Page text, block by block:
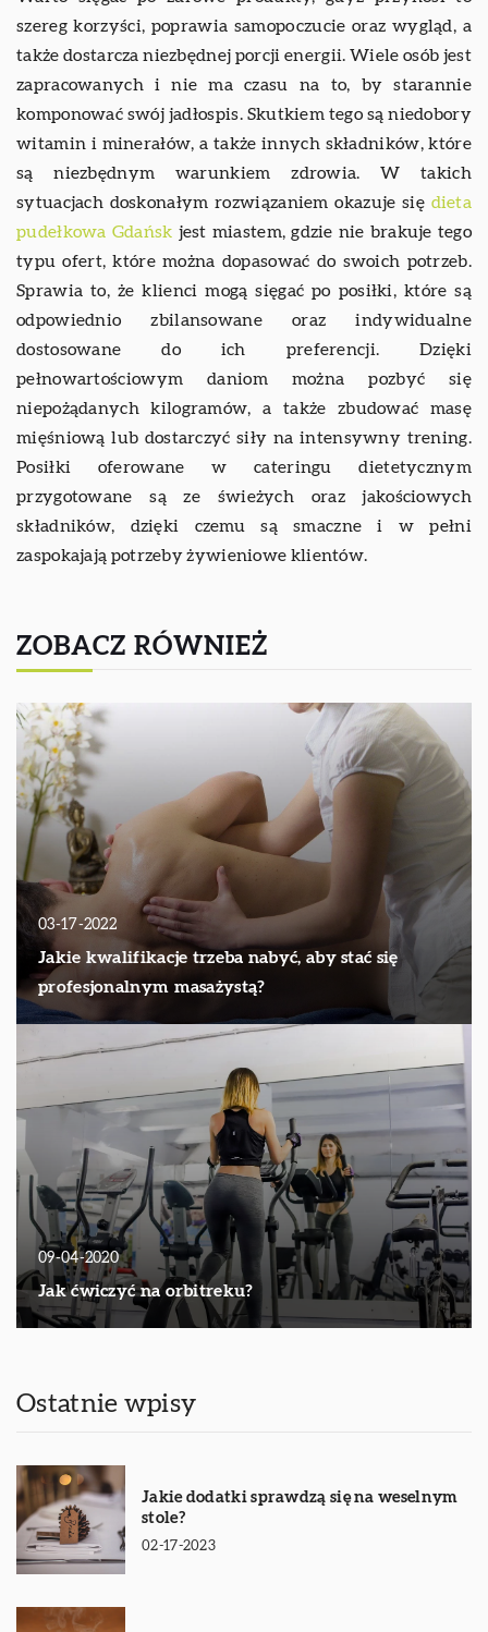
szereg korzyści, poprawia samopoczucie oraz wygląd, a
także dostarcza niezbędnej porcji energii. Wiele osób jest
zapracowanych i nie ma czasu na to, by starannie
komponować swój jadłospis. Skutkiem tego są niedobory
witamin i minerałów, a także innych składników, które
są niezbędnym warunkiem zdrowia. W takich
sytuacjach doskonałym rozwiązaniem okazuje się dieta
pudełkowa Gdańsk jest miastem, gdzie nie brakuje tego
typu ofert, które można dopasować do swoich potrzeb.
Sprawia to, że klienci mogą sięgać po posiłki, które są
odpowiednio zbilansowane oraz indywidualne
dostosowane do ich preferencji. Dzięki
pełnowartościowym daniom można pozbyć się
niepożądanych kilogramów, a także zbudować masę
mięśniową lub dostarczyć siły na intensywny trening.
Posiłki oferowane w cateringu dietetycznym
przygotowane są ze świeżych oraz jakościowych
składników, dzięki czemu są smaczne i w pełni
zaspokajają potrzeby żywieniowe klientów.
ZOBACZ RÓWNIEŻ
03-17-2022
Jakie kwalifikacje trzeba nabyć, aby stać się
profesjonalnym masażystą?
09-04-2020
Jak ćwiczyć na orbitreku?
Ostatnie wpisy
Jakie dodatki sprawdzą się na weselnym
stole?
02-17-2023